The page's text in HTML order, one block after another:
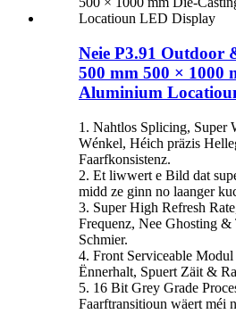
Neie P3.91 Outdoor
500 mm 500 × 1000
Aluminium
1. Nahtlos Splicing, Super
Wénkel, Héich präzis
Faarfkonsistenz.
2. Et liwwert e Bild dat
midd ze ginn no laanger
3. Super High Refresh
Frequenz, Nee Ghosting
Schmier.
4. Front Serviceable Modul
Ënnerhalt, Spuert Zäit &
5. 16 Bit Grey Grade
Faarftransitioun wäert méi